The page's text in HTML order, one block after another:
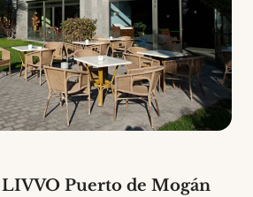
Puerto de Mogán